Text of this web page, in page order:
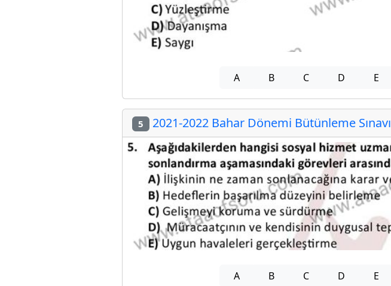
A B C D E
5 2021-2022 Bahar Dönemi Bütünleme Sınavı
A B C D E